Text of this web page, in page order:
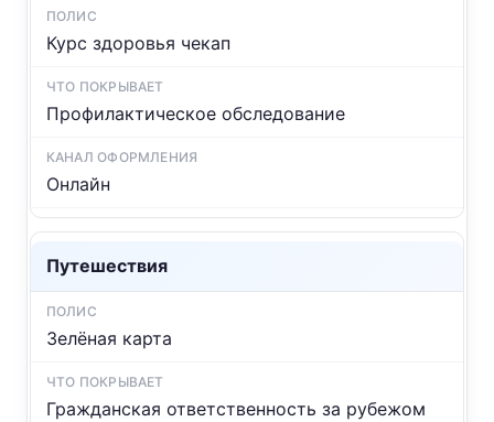
Курс здоровья чекап
Профилактическое обследование
Онлайн
Путешествия
Зелёная карта
Гражданская ответственность за рубежом